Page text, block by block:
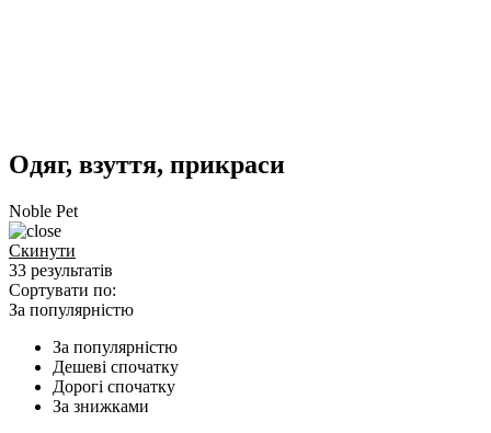
Одяг, взуття, прикраси
Noble Pet
Скинути
33 результатів
Сортувати по:
За популярністю
За популярністю
Дешеві спочатку
Дорогі спочатку
За знижками